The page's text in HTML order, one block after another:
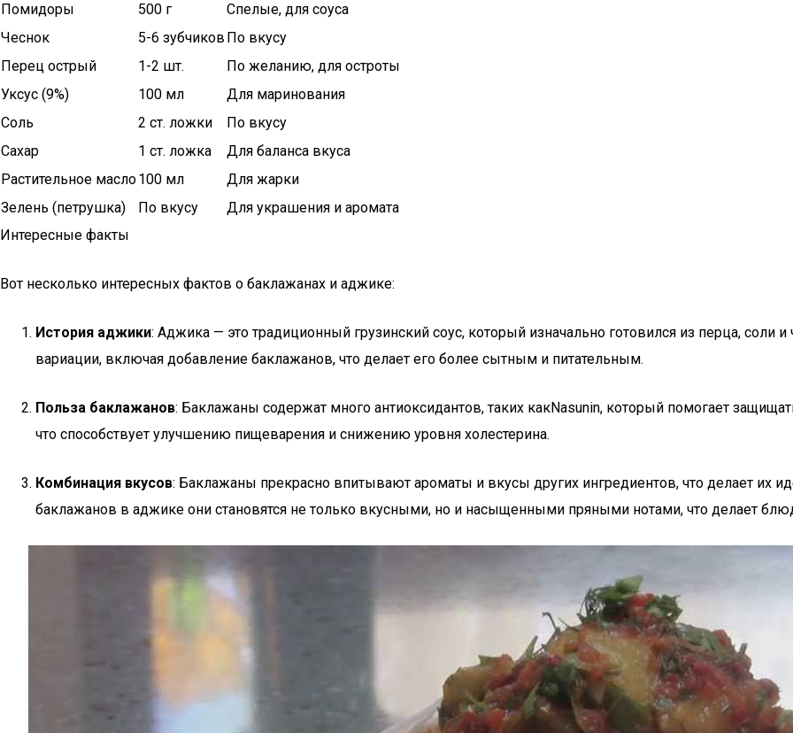
Помидоры
500 г
Спелые, для соуса
Чеснок
5-6 зубчиков По вкусу
Перец острый
1-2 шт.
По желанию, для остроты
Уксус (9%)
100 мл
Для маринования
Соль
2 ст. ложки
По вкусу
Сахар
1 ст. ложка
Для баланса вкуса
Растительное масло100 мл
Для жарки
Зелень (петрушка)
По вкусу
Для украшения и аромата
Интересные факты
Вот несколько интересных фактов о баклажанах и аджике:
История аджики: Аджика — это традиционный грузинский соус, который изначально готовился из перца, соли
вариации, включая добавление баклажанов, что делает его более сытным и питательным.
Польза баклажанов: Баклажаны содержат много антиоксидантов, таких какNasunin, который помогает
что способствует улучшению пищеварения и снижению уровня холестерина.
Комбинация вкусов: Баклажаны прекрасно впитывают ароматы и вкусы других ингредиентов, что делает их
баклажанов в аджике они становятся не только вкусными, но и насыщенными пряными нотами, что делает